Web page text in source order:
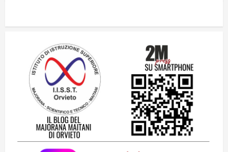
2
hanno raccontato il Mondiale 2026
3
Una lettera a te, Ennio, per la tua lunga
passeggiata
23 Luglio 2026